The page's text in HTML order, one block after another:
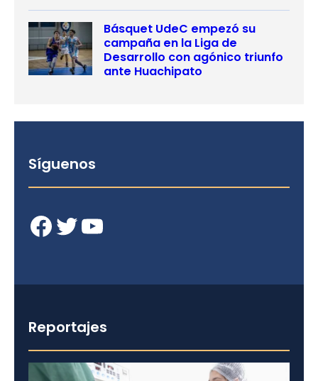
Básquet UdeC empezó su
campaña en la Liga de
Desarrollo con agónico triunfo
ante Huachipato
Síguenos
Facebook Twitter YouTube
Reportajes